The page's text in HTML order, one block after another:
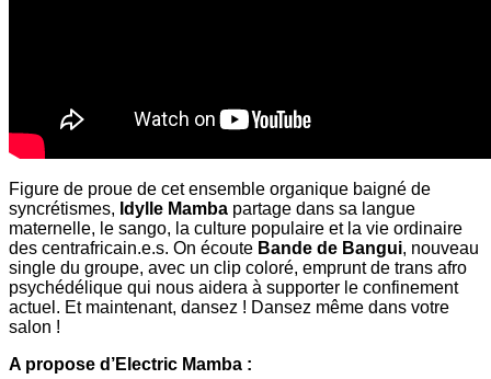
Figure de proue de cet ensemble organique baigné de
syncrétismes, Idylle Mamba partage dans sa langue
maternelle, le sango, la culture populaire et la vie ordinaire
des centrafricain.e.s. On écoute Bande de Bangui, nouveau
single du groupe, avec un clip coloré, emprunt de trans afro
psychédélique qui nous aidera à supporter le confinement
actuel. Et maintenant, dansez ! Dansez même dans votre
salon !
A propose d’Electric Mamba :